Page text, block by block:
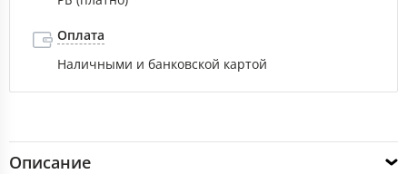
Оплата
Наличными и банковской картой
Описание